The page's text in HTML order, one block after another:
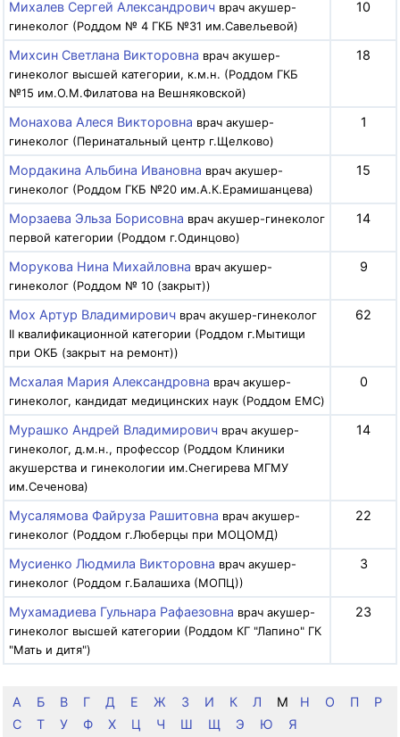
Михалев Сергей Александрович врач акушер-
гинеколог (Роддом № 4 ГКБ №31 им.Савельевой)
10
Михсин Светлана Викторовна врач акушер-
гинеколог высшей категории, к.м.н. (Роддом ГКБ
№15 им.О.М.Филатова на Вешняковской)
18
Монахова Алеся Викторовна врач акушер-
гинеколог (Перинатальный центр г.Щелково)
1
Мордакина Альбина Ивановна врач акушер-
гинеколог (Роддом ГКБ №20 им.А.К.Ерамишанцева)
15
Морзаева Эльза Борисовна врач акушер-гинеколог
первой категории (Роддом г.Одинцово)
14
Морукова Нина Михайловна врач акушер-
гинеколог (Роддом № 10 (закрыт))
9
Мох Артур Владимирович врач акушер-гинеколог
II квалификационной категории (Роддом г.Мытищи
при ОКБ (закрыт на ремонт))
62
Мсхалая Мария Александровна врач акушер-
гинеколог, кандидат медицинских наук (Роддом EMC)
0
Мурашко Андрей Владимирович врач акушер-
гинеколог, д.м.н., профессор (Роддом Клиники
акушерства и гинекологии им.Снегирева МГМУ
им.Сеченова)
14
Мусалямова Файруза Рашитовна врач акушер-
гинеколог (Роддом г.Люберцы при МОЦОМД)
22
Мусиенко Людмила Викторовна врач акушер-
гинеколог (Роддом г.Балашиха (МОПЦ))
3
Мухамадиева Гульнара Рафаезовна врач акушер-
гинеколог высшей категории (Роддом КГ "Лапино" ГК
"Мать и дитя")
23
А Б В Г Д Е Ж З И К Л М Н О П
Р
С
Т У Ф Х Ц Ч Ш Щ Э Ю Я